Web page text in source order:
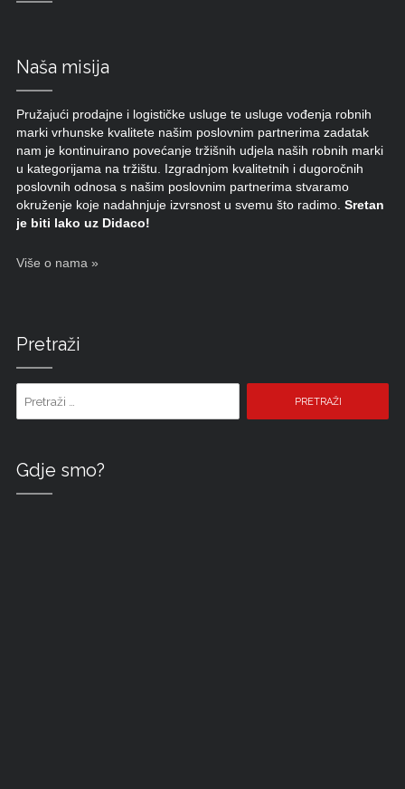
Naša misija
Pružajući prodajne i logističke usluge te usluge vođenja robnih
marki vrhunske kvalitete našim poslovnim partnerima zadatak
nam je kontinuirano povećanje tržišnih udjela naših robnih marki
u kategorijama na tržištu. Izgradnjom kvalitetnih i dugoročnih
poslovnih odnosa s našim poslovnim partnerima stvaramo
okruženje koje nadahnjuje izvrsnost u svemu što radimo. Sretan
je biti lako uz Didaco!
Više o nama »
Pretraži
Gdje smo?